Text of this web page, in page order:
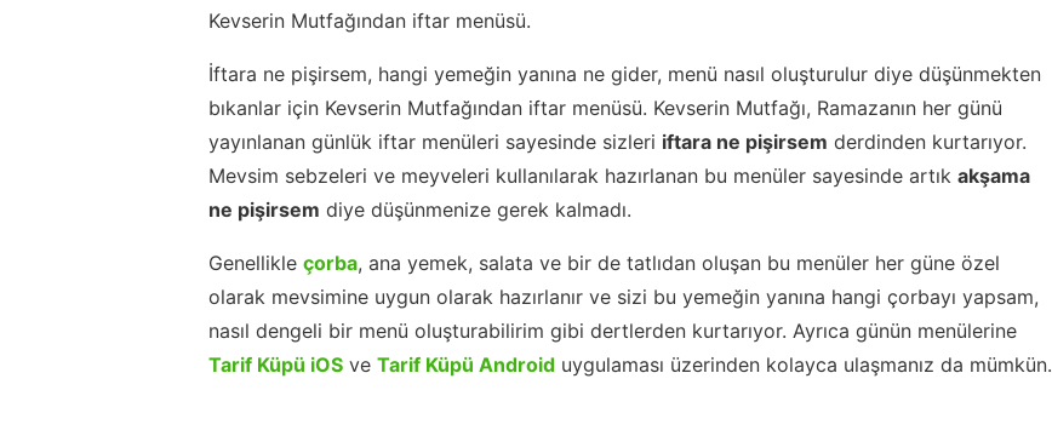
Kevserin Mutfağından iftar menüsü.
İftara ne pişirsem, hangi yemeğin yanına ne gider, menü nasıl oluşturulur diye düşünmekten
bıkanlar için Kevserin Mutfağından iftar menüsü. Kevserin Mutfağı, Ramazanın her günü
yayınlanan günlük iftar menüleri sayesinde sizleri iftara ne pişirsem derdinden kurtarıyor.
Mevsim sebzeleri ve meyveleri kullanılarak hazırlanan bu menüler sayesinde artık akşama
ne pişirsem diye düşünmenize gerek kalmadı.
Genellikle çorba, ana yemek, salata ve bir de tatlıdan oluşan bu menüler her güne özel
olarak mevsimine uygun olarak hazırlanır ve sizi bu yemeğin yanına hangi çorbayı yapsam,
nasıl dengeli bir menü oluşturabilirim gibi dertlerden kurtarıyor. Ayrıca günün menülerine
Tarif Küpü iOS ve Tarif Küpü Android uygulaması üzerinden kolayca ulaşmanız da mümkün.